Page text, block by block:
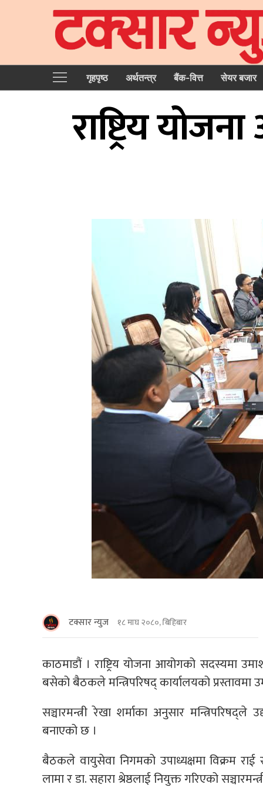
गृहपृष्‍ठ अर्थतन्त्र बैंक-वित्त सेयर बजार
राष्ट्रिय
टक्सार न्युज १८ माघ २०८०, बिहिबार
काठमाडौं । राष्ट्रिय योजना आयोगको सदस्यमा
बसेको बैठकले मन्त्रिपरिषद् कार्यालयको
सञ्चारमन्त्री रेखा शर्माका अनुसार मन्त्रिपरिषद्ले
बनाएको छ ।
बैठकले वायुसेवा निगमको उपाध्यक्षमा विक्रम
लामा र डा. सहारा श्रेष्ठलाई नियुक्त गरिएको